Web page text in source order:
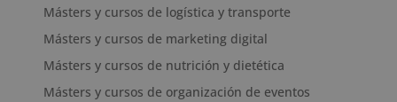
Másters y cursos de logística y transporte
Másters y cursos de marketing digital
Másters y cursos de nutrición y dietética
Másters y cursos de organización de eventos